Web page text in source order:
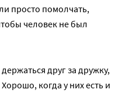
просто помолчать,
человек не был
друг за дружку,
когда у них есть и